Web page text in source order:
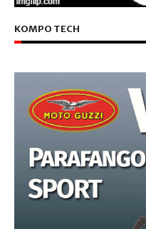
KOMPO TECH